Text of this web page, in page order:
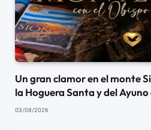
Un gran clamor en el monte
la Hoguera Santa y del
03/08/2026